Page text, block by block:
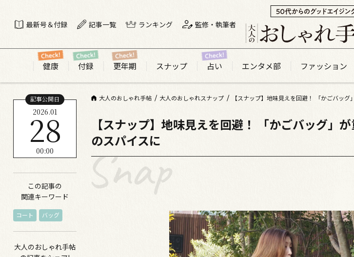
最新号＆付録 記事一覧 ランキング 監修・執筆者
健康 付録 更年期 スナップ 占い エンタメ部 ファッション
大人のおしゃれ手帖 大人のおしゃれスナップ 【スナップ】地味見えを回避！ 「かごバッ
記事公開日
2026.01
28
00:00
この記事の
関連キーワード
コート バッグ
大人のおしゃれ手帖
【スナップ】地味見えを回避！ 「かごバッグ」
のスパイスに